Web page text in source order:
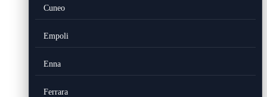
Cuneo
Empoli
Enna
Ferrara